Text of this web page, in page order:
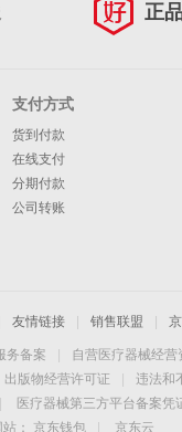
正
支付方式
货到付款
在线支付
分期付款
公司转账
友情链接 销售联盟
务备案 自营医疗器械经营
出版物经营许可证
违法和
医疗器械第三方平台备案
：
京东钱包 京东云